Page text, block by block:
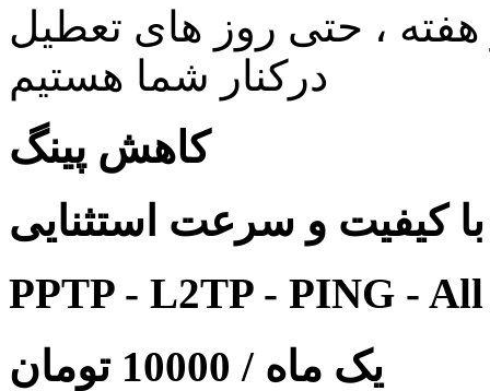
24 ساعته در 7 روز هفته ، حتی روز های تعطیل
درکنار شما هستیم
کاهش پینگ
کیفیت و سرعت استثنایی
PPTP - L2TP - PING -
یک ماه / 10000 تومان